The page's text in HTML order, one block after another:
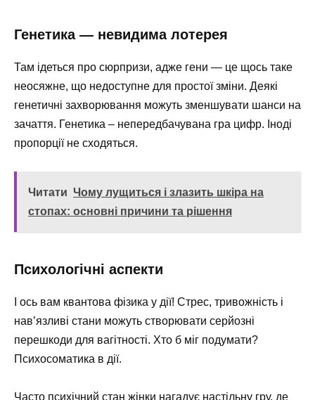
Генетика — невидима лотерея
Там ідеться про сюрпризи, адже гени — це щось таке
неосяжне, що недоступне для простої зміни. Деякі
генетичні захворювання можуть зменшувати шанси на
зачаття. Генетика – непередбачувана гра цифр. Іноді
пропорції не сходяться.
Читати Чому лущиться і злазить шкіра на
стопах: основні причини та рішення
Психологічні аспекти
І ось вам квантова фізика у дії! Стрес, тривожність і
нав’язливі стани можуть створювати серйозні
перешкоди для вагітності. Хто б міг подумати?
Психосоматика в дії.
Часто психічний стан жінки нагадує настільну гру, де